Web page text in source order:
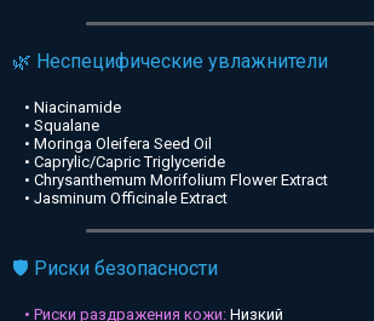
🌿 Неспецифические увлажнители
• Niacinamide
• Squalane
• Moringa Oleifera Seed Oil
• Caprylic/Capric Triglyceride
• Chrysanthemum Morifolium Flower Extract
• Jasminum Officinale Extract
🛡️ Риски безопасности
• Риски раздражения кожи: Низкий